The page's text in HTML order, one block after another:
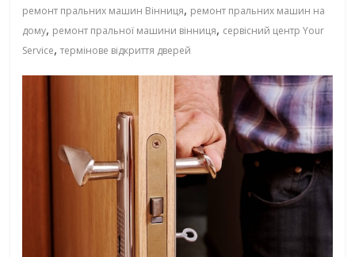
ремонт пральних машин Вінниця, ремонт пральних машин на
дому, ремонт пральної машини вінниця, сервісний центр Your
Service,термінове відкриття дверей